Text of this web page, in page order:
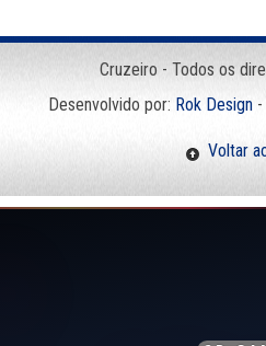
Cruzeiro - Todos os
Desenvolvido por: Rok Design-
Voltar